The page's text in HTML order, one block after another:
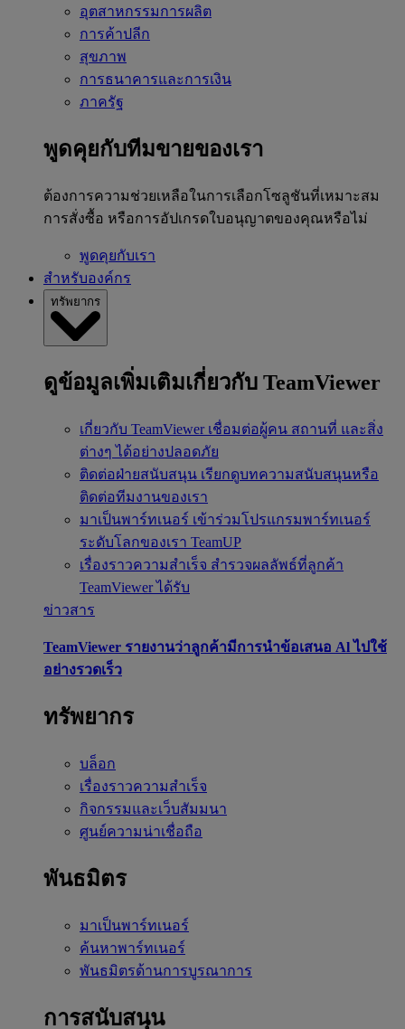
อุตสาหกรรมการผลิต
การค้าปลีก
สุขภาพ
การธนาคารและการเงิน
ภาครัฐ
พูดคุยกับทีมขายของเรา
ต้องการความช่วยเหลือในการเลือกโซลูชันที่เหมาะสม
การสั่งซื้อ หรือการอัปเกรดใบอนุญาตของคุณหรือไม่
พูดคุยกับเรา
สำหรับองค์กร
ทรัพยากร
ดูข้อมูลเพิ่มเติมเกี่ยวกับ TeamViewer
เกี่ยวกับ TeamViewer เชื่อมต่อผู้คน สถานที่ และสิ่ง
ต่างๆ ได้อย่างปลอดภัย
ติดต่อฝ่ายสนับสนุน เรียกดูบทความสนับสนุนหรือ
ติดต่อทีมงานของเรา
มาเป็นพาร์ทเนอร์ เข้าร่วมโปรแกรมพาร์ทเนอร์
ระดับโลกของเรา TeamUP
เรื่องราวความสำเร็จ สำรวจผลลัพธ์ที่ลูกค้า
TeamViewer ได้รับ
ข่าวสาร
TeamViewer รายงานว่าลูกค้ามีการนำข้อเสนอ Al ไปใช้
อย่างรวดเร็ว
ทรัพยากร
บล็อก
เรื่องราวความสำเร็จ
กิจกรรมและเว็บสัมมนา
ศูนย์ความน่าเชื่อถือ
พันธมิตร
มาเป็นพาร์ทเนอร์
ค้นหาพาร์ทเนอร์
พันธมิตรด้านการบูรณาการ
การสนับสนุน